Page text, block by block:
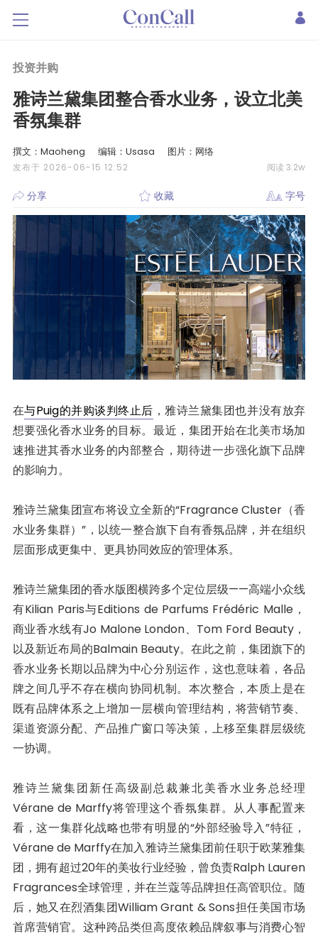
投资并购
雅诗兰黛集团整合香水业务，设立北美
香氛集群
撰文：Maoheng 编辑：Usasa 图片：网络
发布于 2026-06-15 12:52 阅读 3.2w
分享 收藏 字号
在与Puig的并购谈判终止后 ，雅诗兰黛集团也并没有放弃
想要强化香水业务的目标。最近，集团开始在北美市场加
速推进其香水业务的内部整合，期待进一步强化旗下品牌
的影响力。
雅诗兰黛集团宣布将设立全新的“Fragrance Cluster（香
水业务集群）”，以统一整合旗下自有香氛品牌，并在组织
层面形成更集中、更具协同效应的管理体系。
雅诗兰黛集团的香水版图横跨多个定位层级——高端小众线
有Kilian Paris与Editions de Parfums Frédéric Malle，
商业香水线有Jo Malone London、Tom Ford Beauty，
以及新近布局的Balmain Beauty。在此之前，集团旗下的
香水业务长期以品牌为中心分别运作，这也意味着，各品
牌之间几乎不存在横向协同机制。本次整合，本质上是在
既有品牌体系之上增加一层横向管理结构，将营销节奏、
渠道资源分配、产品推广窗口等决策，上移至集群层级统
一协调。
雅诗兰黛集团新任高级副总裁兼北美香水业务总经理
Vérane de Marffy将管理这个香氛集群。从人事配置来
看，这一集群化战略也带有明显的“外部经验导入”特征，
Vérane de Marffy在加入雅诗兰黛集团前任职于欧莱雅集
团，拥有超过20年的美妆行业经验，曾负责Ralph Lauren
Fragrances全球管理，并在兰蔻等品牌担任高管职位。随
后，她又在烈酒集团William Grant & Sons担任美国市场
首席营销官。这种跨品类但高度依赖品牌叙事与消费心智